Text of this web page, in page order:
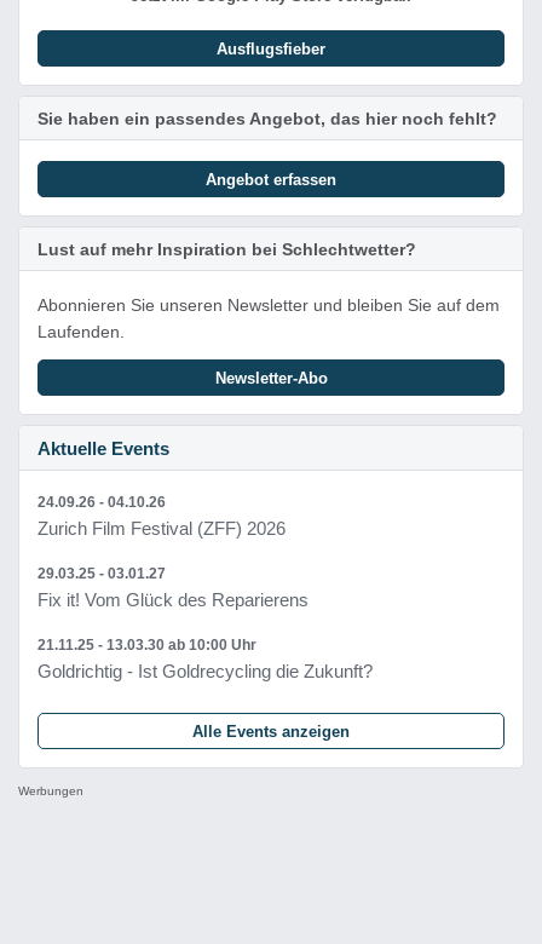
Aktuelle Events
24.09.26 - 04.10.26
Zurich Film Festival (ZFF) 2026
29.03.25 - 03.01.27
Fix it! Vom Glück des Reparierens
21.11.25 - 13.03.30 ab 10:00 Uhr
Goldrichtig - Ist Goldrecycling die Zukunft?
Alle Events anzeigen
Ausflugsfieber
Sie haben ein passendes Angebot, das hier noch fehlt?
Angebot erfassen
Lust auf mehr Inspiration bei Schlechtwetter?
Abonnieren Sie unseren Newsletter und bleiben Sie auf dem
Laufenden.
Newsletter-Abo
Werbungen